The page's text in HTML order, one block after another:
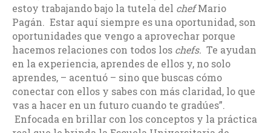
estoy trabajando bajo la tutela del chefMario
Pagán. Estar aquí siempre es una oportunidad, son
oportunidades que vengo a aprovechar porque
hacemos relaciones con todos los chefs. Te ayudan
en la experiencia, aprendes de ellos y, no solo
aprendes, – acentuó – sino que buscas cómo
conectar con ellos y sabes con más claridad, lo que
vas a hacer en un futuro cuando te gradúes”.
Enfocada en brillar con los conceptos y la práctica